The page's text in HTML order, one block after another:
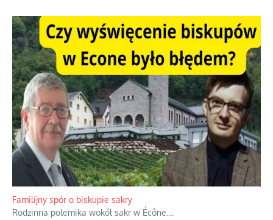
Familijny spór o biskupie sakry
Rodzinna polemika wokół sakr w Écône.